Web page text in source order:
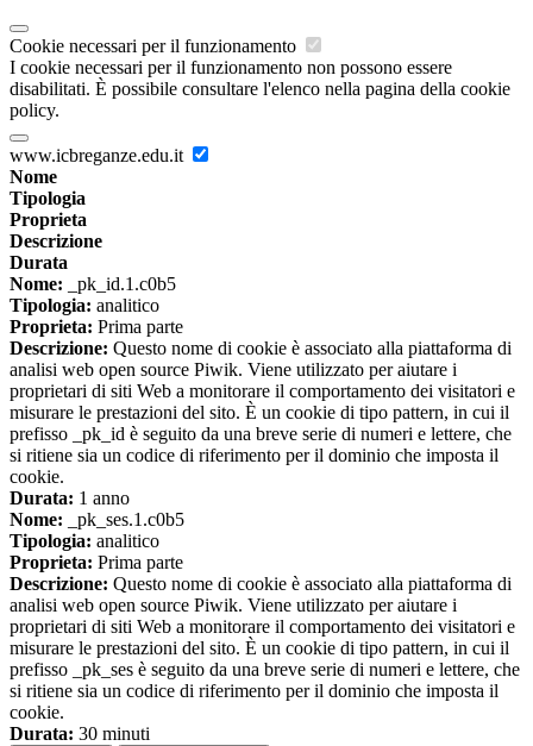
Cookie necessari per il funzionamento
I cookie necessari per il funzionamento non possono essere
disabilitati. È possibile consultare l'elenco nella pagina della cookie
policy.
www.icbreganze.edu.it
Nome
Tipologia
Proprieta
Descrizione
Durata
Nome: _pk_id.1.c0b5
Tipologia: analitico
Proprieta: Prima parte
Descrizione: Questo nome di cookie è associato alla piattaforma di
analisi web open source Piwik. Viene utilizzato per aiutare i
proprietari di siti Web a monitorare il comportamento dei visitatori e
misurare le prestazioni del sito. È un cookie di tipo pattern, in cui il
prefisso _pk_id è seguito da una breve serie di numeri e lettere, che
si ritiene sia un codice di riferimento per il dominio che imposta il
cookie.
Durata: 1 anno
Nome: _pk_ses.1.c0b5
Tipologia: analitico
Proprieta: Prima parte
Descrizione: Questo nome di cookie è associato alla piattaforma di
analisi web open source Piwik. Viene utilizzato per aiutare i
proprietari di siti Web a monitorare il comportamento dei visitatori e
misurare le prestazioni del sito. È un cookie di tipo pattern, in cui il
prefisso _pk_ses è seguito da una breve serie di numeri e lettere, che
si ritiene sia un codice di riferimento per il dominio che imposta il
cookie.
Durata: 30 minuti